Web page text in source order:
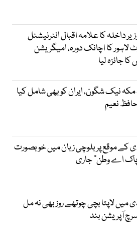
داخلہ کا علامہ اقبال انٹرنیشنل
لاہور کا اچانک دورہ، امیگریشن
جائزہ لیا
مکہ نیک شگون، ایران کو بھی شامل کیا
نعیم
کے موقع پر بلوچی زبان میں خوبصورت
اے وطن‘‘ جاری
میں لاپتا بچی چوتھے روز بھی نہ مل
آپریشن بند